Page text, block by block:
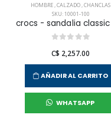
HOMBRE,CALZADO,CHANCLAS
SKU: 10001-100
C$ 2,257.00
AÑADIR AL CARRITO
WHATSAPP